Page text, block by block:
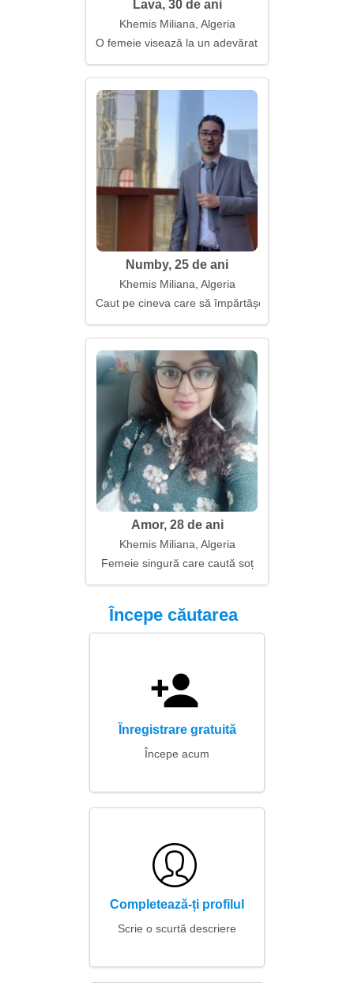
Lava, 30 de ani
Khemis Miliana, Algeria
O femeie visează la un adevărat respect reciproc
Numby, 25 de ani
Khemis Miliana, Algeria
Caut pe cineva care să împărtășească pasiunea
Amor, 28 de ani
Khemis Miliana, Algeria
Femeie singură care caută soț
Începe căutarea
Înregistrare gratuită
Începe acum
Completează-ți profilul
Scrie o scurtă descriere